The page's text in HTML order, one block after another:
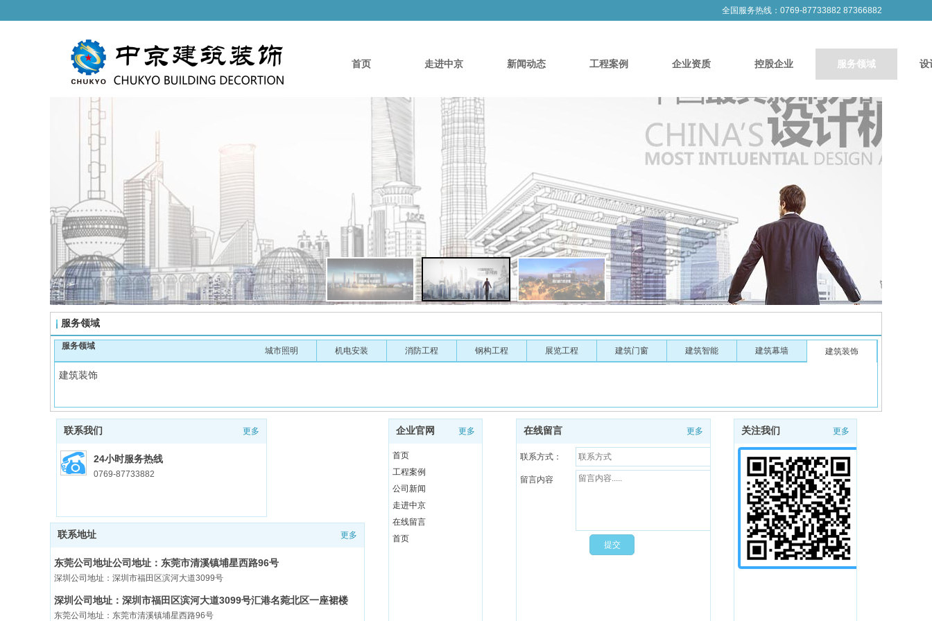
首页 走进中京 新闻动态 工程案例 企业资质 控股企业 服务领域 设
全国服务热线：0769-87733882 87366882
服务领域
城市照明 机电安装 消防工程 钢构工程 展览工程 建筑门窗 建筑智能 建筑幕墙 建筑装饰
服务领域
建筑装饰
联系我们 更多
24小时服务热线
0769-87733882
联系地址 更多
东莞公司地址公司地址：东莞市清溪镇埔星西路96号
深圳公司地址：深圳市福田区滨河大道3099号
深圳公司地址：深圳市福田区滨河大道3099号汇港名菀北区一座裙楼
东莞公司地址：东莞市清溪镇埔星西路96号
企业官网 更多
首页
工程案例
公司新闻
走进中京
在线留言
首页
在线留言 更多
联系方式：
留言内容
关注我们 更多